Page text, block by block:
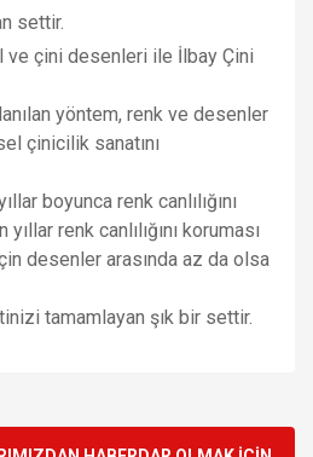
settir.
ve çini desenleri ile İlbayÇini
yöntem, renk ve desenler
çinicilik sanatını
boyunca renk canlılığını
yıllar renk canlılığını koruması
in desenler arasında az da olsa
tamamlayan şık bir settir.
ederiz.